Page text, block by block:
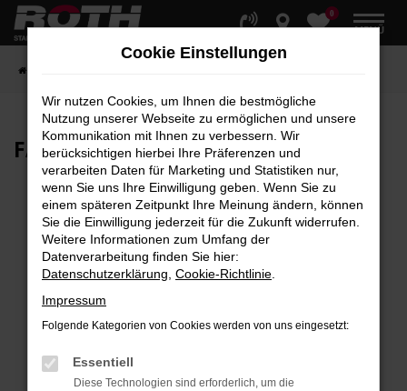
Zum
Hauptinhalt
0
MENÜ
FAHRZEUG-SHOWROOM
Fehler: Network Error
Beim Laden ist ein Fehler aufgetreten.
Hier sind ein paar Tipps, die dir helfen können:
Überprüfe deine Firewall und deine
Laden andere Webseiten, zum Beispiel deine
Suchmaschine?
Cookie Einstellungen
Wir nutzen Cookies, um Ihnen die bestmögliche
Nutzung unserer Webseite zu ermöglichen und unsere
Kommunikation mit Ihnen zu verbessern. Wir
berücksichtigen hierbei Ihre Präferenzen und
verarbeiten Daten für Marketing und Statistiken nur,
wenn Sie uns Ihre Einwilligung geben. Wenn Sie zu
einem späteren Zeitpunkt Ihre Meinung ändern, können
Sie die Einwilligung jederzeit für die Zukunft widerrufen.
Weitere Informationen zum Umfang der
Datenverarbeitung finden Sie hier:
Datenschutzerklärung Cookie-Richtlinie
Impressum
Folgende Kategorien von Cookies werden von uns eingesetzt:
Essentiell
Diese Technologien sind erforderlich, um die